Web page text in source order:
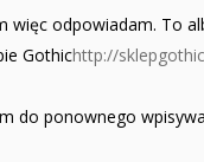
odpowiadam. To
Gothichttp://
do ponownego